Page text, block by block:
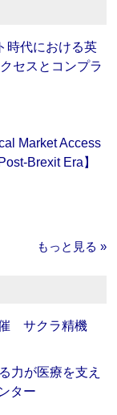
時代における英
セスとコンプラ
Market Access
Brexit Era】
もっと見る »
催 サクラ精機
力が医療を支え
ター